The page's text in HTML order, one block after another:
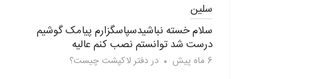
سلین
سلام خسته نباشیدسپاسگزارم پیامک گوشیم
درست شد توانستم نصب کنم عالیه
6 ماه پیش دردفتر لاکپشت چیست؟